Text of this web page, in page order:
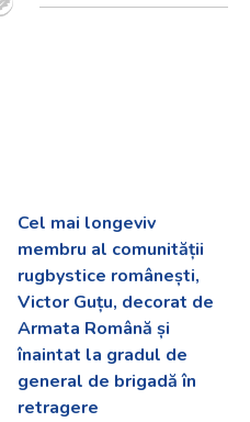
Cel mai longeviv
membru al comunității
rugbystice românești,
Victor Guțu, decorat de
Armata Română și
înaintat la gradul de
general de brigadă în
retragere